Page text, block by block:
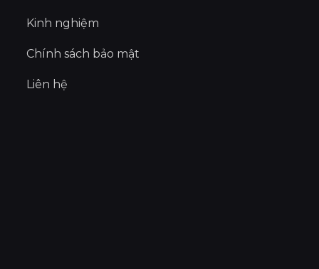
Kinh nghiệm
Chính sách bảo mật
Liên hệ